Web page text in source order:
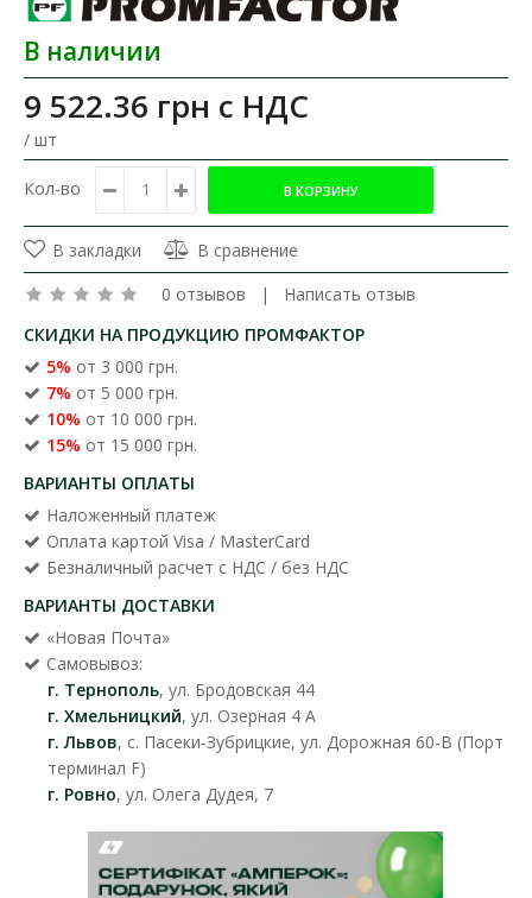
В наличии
9 522.36 грн с НДС
/ шт
Кол-во
В закладки
В сравнение
0 отзывов | Написать отзыв
СКИДКИ НА ПРОДУКЦИЮ ПРОМФАКТОР
5% от 3 000 грн.
7% от 5 000 грн.
10% от 10 000 грн.
15% от 15 000 грн.
ВАРИАНТЫ ОПЛАТЫ
Наложенный платеж
Оплата картой Visa / MasterCard
Безналичный расчет с НДС / без НДС
ВАРИАНТЫ ДОСТАВКИ
«Новая Почта»
Самовывоз:
г. Тернополь, ул. Бродовская 44
г. Хмельницкий, ул. Озерная 4 А
г. Львов, с. Пасеки-Зубрицкие, ул. Дорожная 60-В (Порт
терминал F)
г. Ровно, ул. Олега Дудея, 7